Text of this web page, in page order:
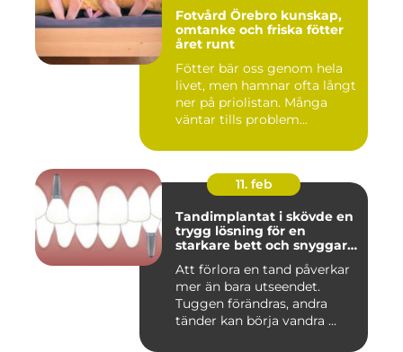
Fotvård Örebro kunskap,
omtanke och friska fötter
året runt
Fötter bär oss genom hela
livet, men hamnar ofta långt
ner på priolistan. Många
väntar tills problem...
11. feb
Tandimplantat i skövde en
trygg lösning för en
starkare bett och snyggare
Att förlora en tand påverkar
mer än bara utseendet.
Tuggen förändras, andra
tänder kan börja vandra ...